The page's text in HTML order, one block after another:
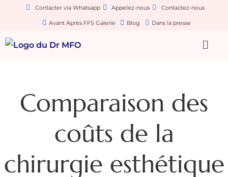
Contacter via Whatsapp Appelez-nous Contactez-nous
Avant Après FFS Galerie Blog Dans la presse
Comparaison des
coûts de la
chirurgie esthétique